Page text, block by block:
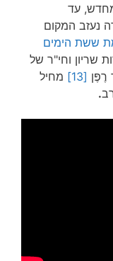
עד
נעזב המקום
ששת הימים
שריון וחי"ר של
רֶפֶּן [13]
מחיל
.